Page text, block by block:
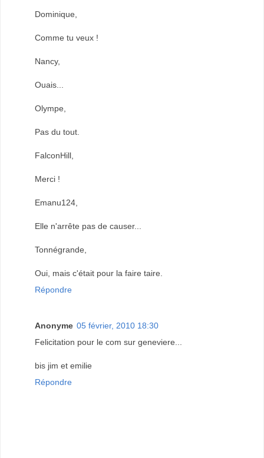
Dominique,
Comme tu veux !
Nancy,
Ouais...
Olympe,
Pas du tout.
FalconHill,
Merci !
Emanu124,
Elle n'arrête pas de causer...
Tonnégrande,
Oui, mais c'était pour la faire taire.
Répondre
Anonyme 05 février, 2010 18:30
Felicitation pour le com sur geneviere...
bis jim et emilie
Répondre